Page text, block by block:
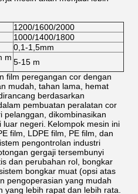
1200/1600/2000
1000/1400/1800
0,1-1,5mm
m 5-15 m
film peregangan cor dengan
mudah, tahan lama, hemat
berdasarkan
pembuatan peralatan cor
pelanggan, dikombinasikan
negeri. Kelompok mesin ini
film, LDPE film, PE film, dan
pengontrolan industri
gergaji tersembunyi
dan perubahan rol, bongkar
bongkar muat (opsi atas
pengoperasian yang mudah
lebih rapat dan lebih rata.